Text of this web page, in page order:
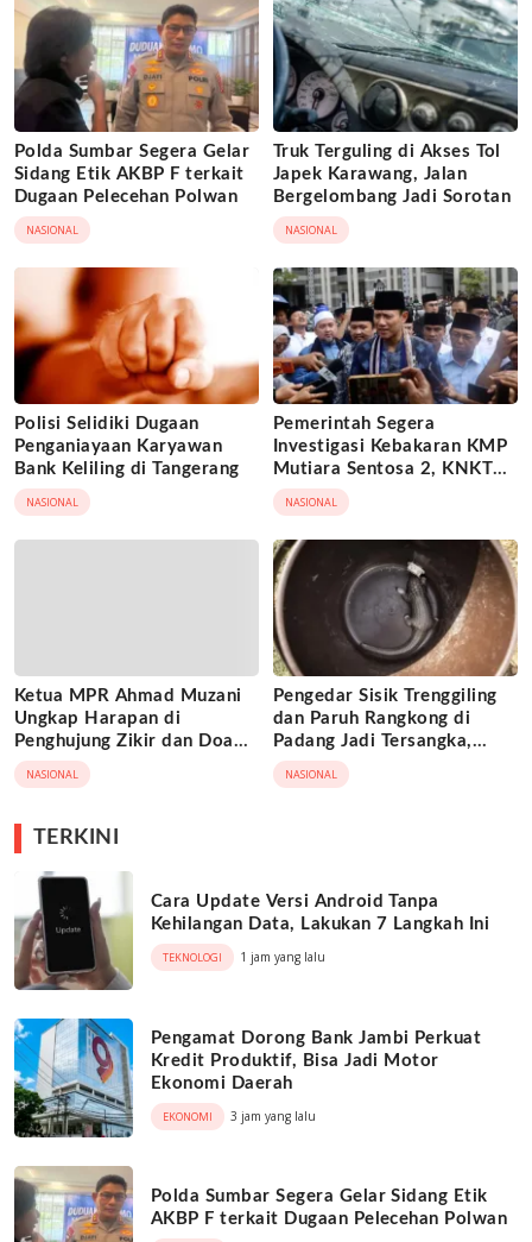
Polda Sumbar Segera Gelar
Sidang Etik AKBP F terkait
Dugaan Pelecehan Polwan
NASIONAL
Truk Terguling di Akses Tol
Japek Karawang, Jalan
Bergelombang Jadi Sorotan
NASIONAL
Polisi Selidiki Dugaan
Penganiayaan Karyawan
Bank Keliling di Tangerang
NASIONAL
Pemerintah Segera
Investigasi Kebakaran KMP
Mutiara Sentosa 2, KNKT
Turun Tangan
NASIONAL
Ketua MPR Ahmad Muzani
Ungkap Harapan di
Penghujung Zikir dan Doa
Kebangsaan
NASIONAL
Pengedar Sisik Trenggiling
dan Paruh Rangkong di
Padang Jadi Tersangka,
Terancam 15 Tahun Penjara
NASIONAL
TERKINI
Cara Update Versi Android Tanpa
Kehilangan Data, Lakukan 7 Langkah Ini
TEKNOLOGI 1 jam yang lalu
Pengamat Dorong Bank Jambi Perkuat
Kredit Produktif, Bisa Jadi Motor
Ekonomi Daerah
EKONOMI 3 jam yang lalu
Polda Sumbar Segera Gelar Sidang Etik
AKBP F terkait Dugaan Pelecehan Polwan